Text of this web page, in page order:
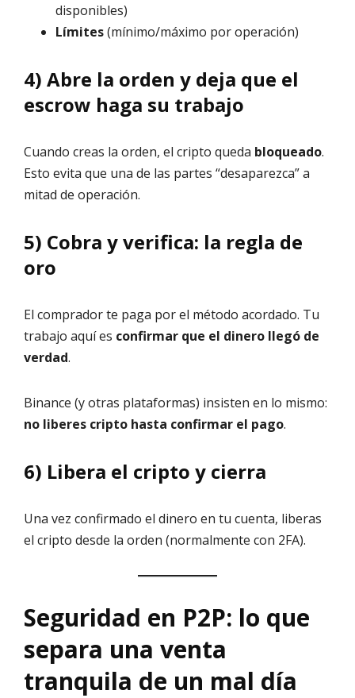
disponibles)
Límites(mínimo/máximo por operación)
4) Abre la orden y deja que el
escrow haga su trabajo
Cuando creas la orden, el cripto queda bloqueado.
Esto evita que una de las partes “desaparezca” a
mitad de operación.
5) Cobra y verifica: la regla de
oro
El comprador te paga por el método acordado. Tu
trabajo aquí es confirmar que el dinero llegó de
verdad.
Binance (y otras plataformas) insisten en lo mismo:
no liberes cripto hasta confirmar el pago.
6) Libera el cripto y cierra
Una vez confirmado el dinero en tu cuenta, liberas
el cripto desde la orden (normalmente con 2FA).
Seguridad en P2P: lo que
separa una venta
tranquila de un mal día